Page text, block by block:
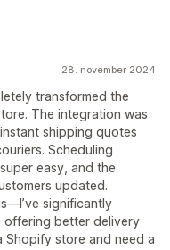
28. november 2024
transformed the
The integration was
shipping quotes
Scheduling
easy, and the
updated.
significantly
offering better delivery
Shopify store and need a